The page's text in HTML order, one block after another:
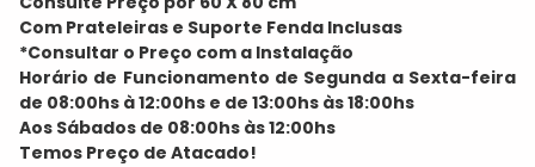
Com Prateleiras e Suporte Fenda Inclusas
*Consultar o Preço com a Instalação
Horário de Funcionamento de Segunda a Sexta-feira
de 08:00hs à 12:00hs e de 13:00hs às 18:00hs
Aos Sábados de 08:00hs às 12:00hs
Temos Preço de Atacado!